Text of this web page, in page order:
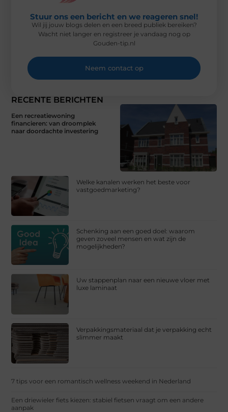
RECENTE BERICHTEN
Een recreatiewoning
financieren: van droomplek
naar doordachte investering
Welke kanalen werken het beste voor
vastgoedmarketing?
Schenking aan een goed doel: waarom
geven zoveel mensen en wat zijn de
mogelijkheden?
Uw stappenplan naar een nieuwe vloer met
luxe laminaat
Verpakkingsmateriaal dat je verpakking echt
slimmer maakt
7 tips voor een romantisch wellness weekend in Nederland
Een driewieler fiets kiezen: stabiel fietsen vraagt om een andere
aanpak
Stuur ons een bericht en we reageren snel!
Wil jij jouw blogs delen en een breed publiek bereiken?
Wacht niet langer en registreer je vandaag nog op
Gouden-tip.nl
Neem contact op